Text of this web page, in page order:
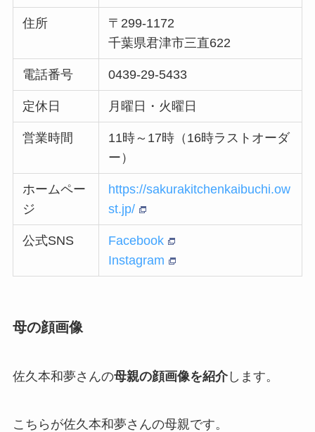
住所
〒299-1172
千葉県君津市三直622
電話番号 0439-29-5433
定休日 月曜日・火曜日
営業時間
11時～17時（16時ラストオーダ
ー）
ホームペー
ジ
https://sakurakitchenkaibuchi.ow
st.jp/
公式SNS
Facebook
Instagram
母の顔画像
佐久本和夢さんの母親の顔画像を紹介します。
こちらが佐久本和夢さんの母親です。